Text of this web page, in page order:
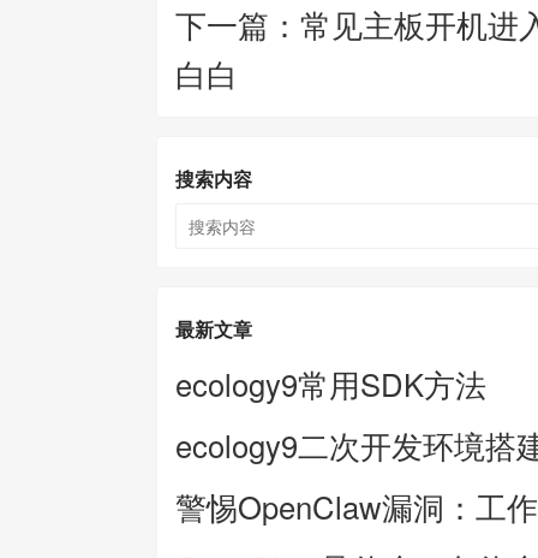
下一篇：常见主板开机进
白白
搜索内容
最新文章
ecology9常用SDK方法
ecology9二次开发环境搭
警惕OpenClaw漏洞：工